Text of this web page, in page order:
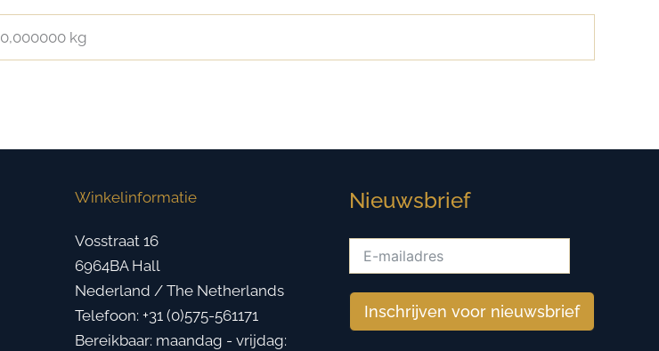
0,000000 kg
Winkelinformatie
Vosstraat 16
6964BA Hall
Nederland / The Netherlands
Telefoon: +31 (0)575-561171
Bereikbaar: maandag - vrijdag:
Nieuwsbrief
Inschrijven voor nieuwsbrief